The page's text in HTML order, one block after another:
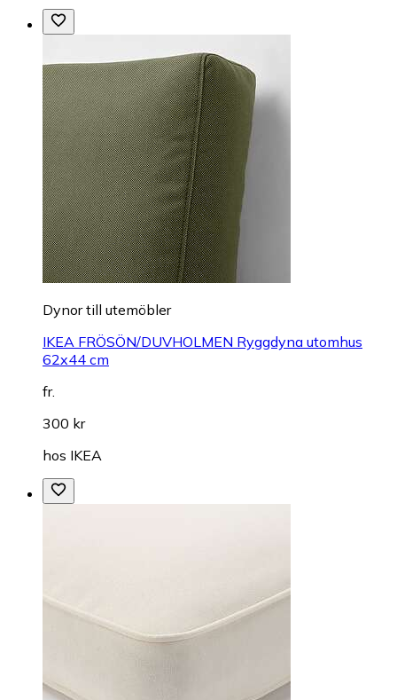
Dynor till utemöbler
IKEA FRÖSÖN/DUVHOLMEN Ryggdyna utomhus
62x44 cm
fr.
300 kr
hos IKEA